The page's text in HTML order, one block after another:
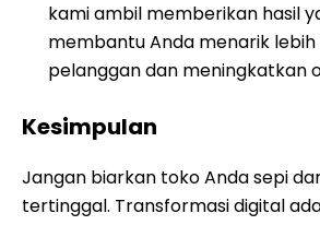
kami ambil memberikan hasil
membantu Anda menarik
pelanggan dan meningkatkan
Kesimpulan
Jangan biarkan toko Anda sepi
tertinggal. Transformasi digital